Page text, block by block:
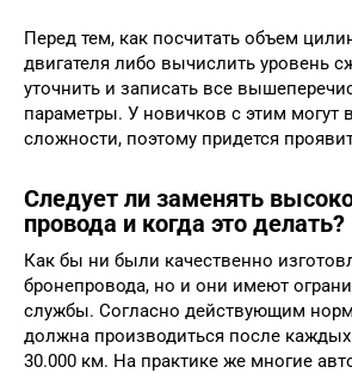
Перед тем, как посчитать объем
двигателя либо вычислить уровень
уточнить и записать все
параметры. У новичков с этим могут
сложности, поэтому придется
Следует ли заменять
провода и когда это делать?
Как бы ни были качественно
бронепровода, но и они имеют
службы. Согласно действующим
должна производиться после
30.000 км. На практике же многие